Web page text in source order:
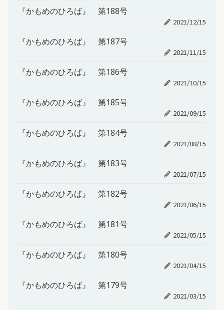
『かもめのひろば』 第188号
2021/12/15
『かもめのひろば』 第187号
2021/11/15
『かもめのひろば』 第186号
2021/10/15
『かもめのひろば』 第185号
2021/09/15
『かもめのひろば』 第184号
2021/08/15
『かもめのひろば』 第183号
2021/07/15
『かもめのひろば』 第182号
2021/06/15
『かもめのひろば』 第181号
2021/05/15
『かもめのひろば』 第180号
2021/04/15
『かもめのひろば』 第179号
2021/03/15